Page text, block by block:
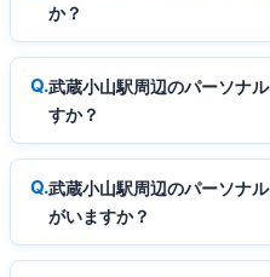
か？
武蔵小山駅周辺のパーソナ
すか？
武蔵小山駅周辺のパーソナ
がいますか？